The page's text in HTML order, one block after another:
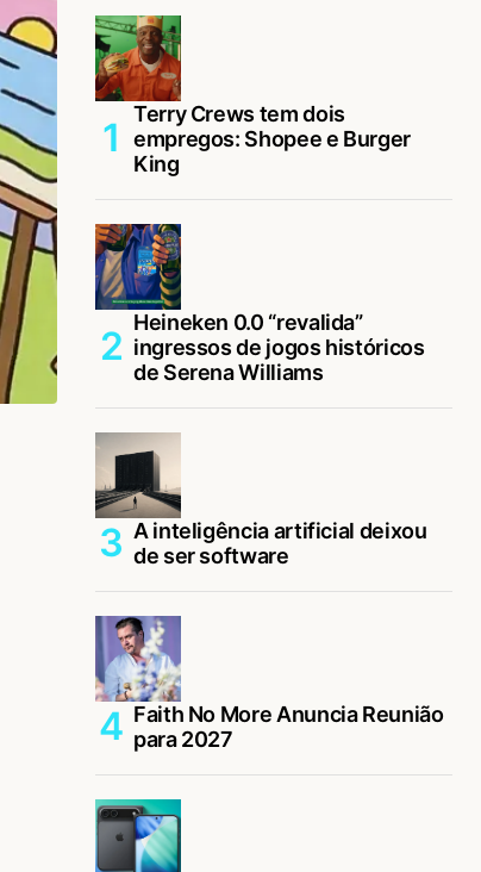
Terry Crews tem dois
empregos: Shopee e Burger
King
Heineken 0.0 “revalida”
ingressos de jogos históricos
de Serena Williams
A inteligência artificial deixou
de ser software
Faith No More Anuncia Reunião
para 2027